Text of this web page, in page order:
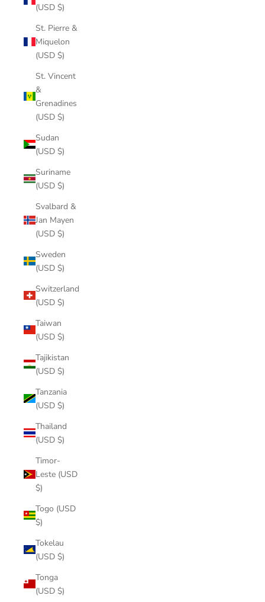
(USD $)
St. Pierre &
Miquelon
(USD $)
St. Vincent
&
Grenadines
(USD $)
Sudan
(USD $)
Suriname
(USD $)
Svalbard &
Jan Mayen
(USD $)
Sweden
(USD $)
Switzerland
(USD $)
Taiwan
(USD $)
Tajikistan
(USD $)
Tanzania
(USD $)
Thailand
(USD $)
Timor-
Leste (USD
$)
Togo (USD
$)
Tokelau
(USD $)
Tonga
(USD $)